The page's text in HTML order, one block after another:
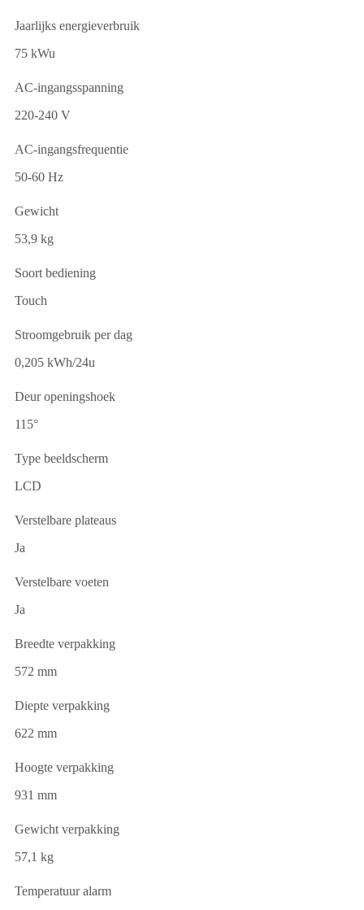
Jaarlijks energieverbruik
75 kWu
AC-ingangsspanning
220-240 V
AC-ingangsfrequentie
50-60 Hz
Gewicht
53,9 kg
Soort bediening
Touch
Stroomgebruik per dag
0,205 kWh/24u
Deur openingshoek
115°
Type beeldscherm
LCD
Verstelbare plateaus
Ja
Verstelbare voeten
Ja
Breedte verpakking
572 mm
Diepte verpakking
622 mm
Hoogte verpakking
931 mm
Gewicht verpakking
57,1 kg
Temperatuur alarm